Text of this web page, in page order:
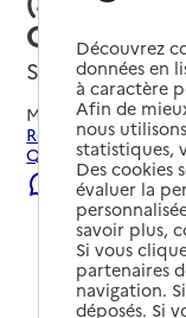
Grésivaudan
Saint-Quentin-
Mis à jour le22/
Rechercher les
Quentin-sur-Isère.
Signaler une
Découvrez
données en
à caractère
Afin de
nous
statistiques,
Des cookies
évaluer la
savoir plus,
Si vous
partenaires
navigation.
déposés. Si